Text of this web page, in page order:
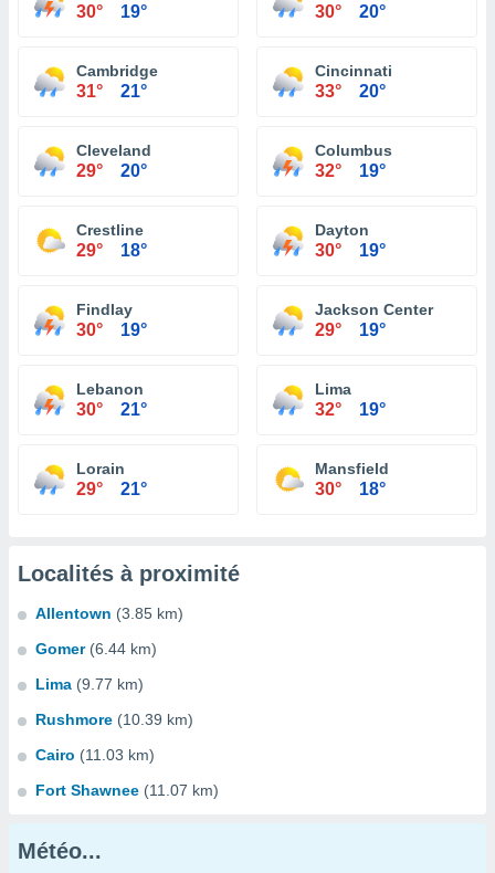
30° 19° 30° 20°
Cambridge
31° 21°
Cincinnati
33° 20°
Cleveland
29° 20°
Columbus
32° 19°
Crestline
29° 18°
Dayton
30° 19°
Findlay
30° 19°
Jackson Center
29° 19°
Lebanon
30° 21°
Lima
32° 19°
Lorain
29° 21°
Mansfield
30° 18°
Localités à proximité
Allentown (3.85 km)
Gomer (6.44 km)
Lima (9.77 km)
Rushmore (10.39 km)
Cairo (11.03 km)
Fort Shawnee (11.07 km)
Météo...